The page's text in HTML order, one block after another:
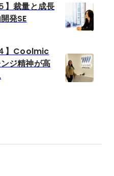
】裁量と成長
発SE
】Coolmic
ジ精神が高